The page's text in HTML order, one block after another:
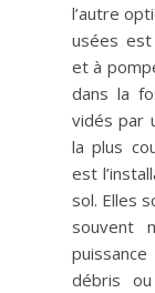
l’autre
usées
et à
dans la
vidés par
la plus
est
sol. Elles
souvent
débris